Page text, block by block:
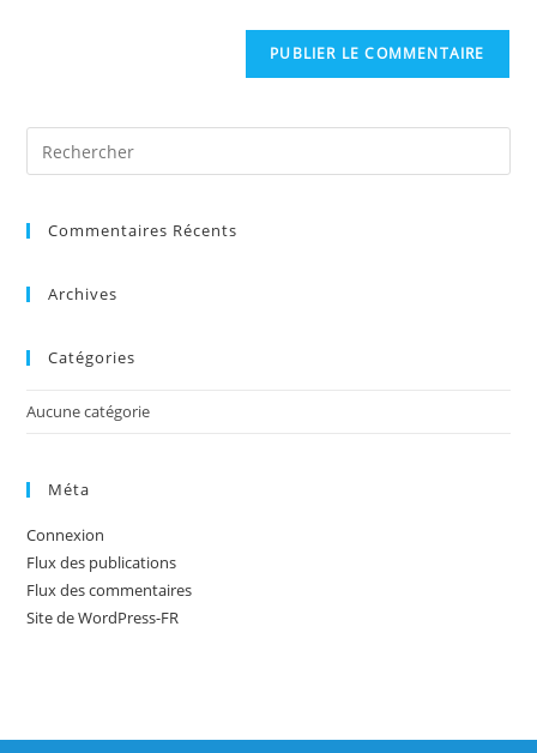
Commentaires Récents
Archives
Catégories
Aucune catégorie
Méta
Connexion
Flux des publications
Flux des commentaires
Site de WordPress-FR